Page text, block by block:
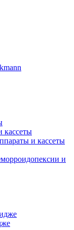
и кассеты
и